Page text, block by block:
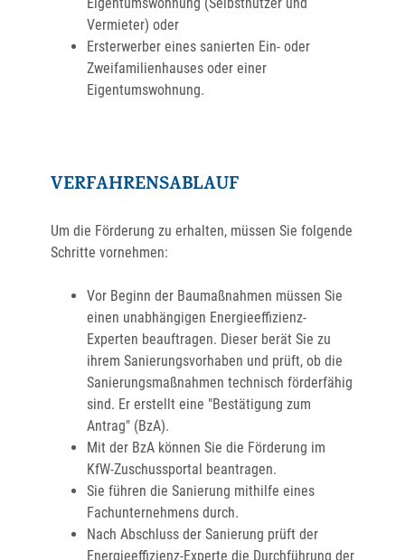
Vermieter) oder
Ersterwerber eines sanierten Ein- oder
Zweifamilienhauses oder einer
Eigentumswohnung.
VERFAHRENSABLAUF
Um die Förderung zu erhalten, müssen Sie folgende
Schritte vornehmen:
Vor Beginn der Baumaßnahmen müssen Sie
einen unabhängigen Energieeffizienz-
Experten beauftragen. Dieser berät Sie zu
ihrem Sanierungsvorhaben und prüft, ob die
Sanierungsmaßnahmen technisch förderfähig
sind. Er erstellt eine "Bestätigung zum
Antrag" (BzA).
Mit der BzA können Sie die Förderung im
KfW-Zuschussportal beantragen.
Sie führen die Sanierung mithilfe eines
Fachunternehmens durch.
Nach Abschluss der Sanierung prüft der
Energieeffizienz-Experte die Durchführung der